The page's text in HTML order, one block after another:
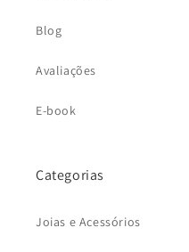
Blog
Avaliações
E-book
Categorias
Joias e Acessórios